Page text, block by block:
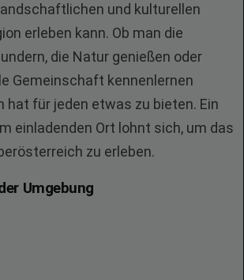
und kulturellen
erleben kann. Ob man die
die Natur genießen oder
Gemeinschaft kennenlernen
hat für jeden etwas zu bieten. Ein
einladenden Ort lohnt sich, um das
zu erleben.
Umgebung